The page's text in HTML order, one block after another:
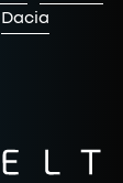
Dacia